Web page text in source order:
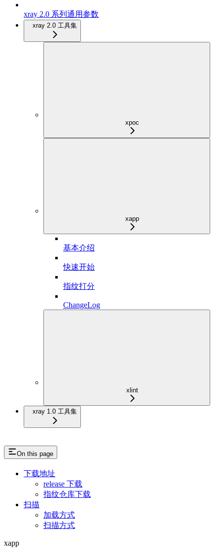
xray 2.0 系列通用参数
xray 2.0 工具集
xpoc
xapp
基本介绍
快速开始
指纹打分
ChangeLog
xlint
xray 1.0 工具集
On this page
下载地址
release 下载
指纹仓库下载
扫描
加载方式
扫描方式
xapp